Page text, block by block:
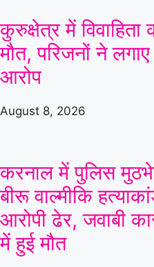
कुरुक्षेत्र में विवाहिता
मौत, परिजनों ने
आरोप
August 8, 2026
करनाल में पुलिस
बीरू वाल्मीकि
आरोपी ढेर, जवाबी
में हुई मौत